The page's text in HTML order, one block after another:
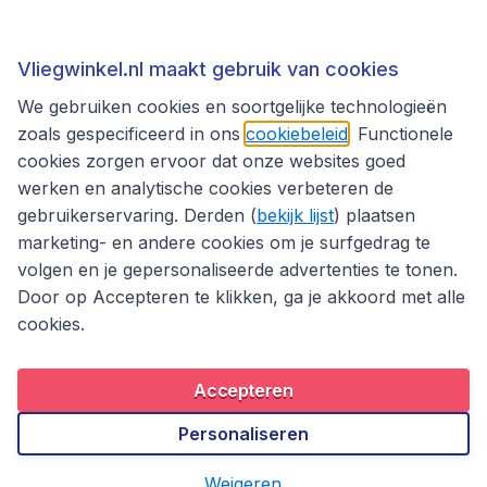
Thema's
Privacybeleid
Copyright © 2026
Vliegwinkel.nl maakt gebruik van cookies
We gebruiken cookies en soortgelijke technologieën
zoals gespecificeerd in ons cookiebeleid . Functionele
cookies zorgen ervoor dat onze websites goed
werken en analytische cookies verbeteren de
gebruikerservaring. Derden (bekijk lijst) plaatsen
marketing- en andere cookies om je surfgedrag te
volgen en je gepersonaliseerde advertenties te tonen.
Door op Accepteren te klikken, ga je akkoord met alle
cookies.
Accepteren
Personaliseren